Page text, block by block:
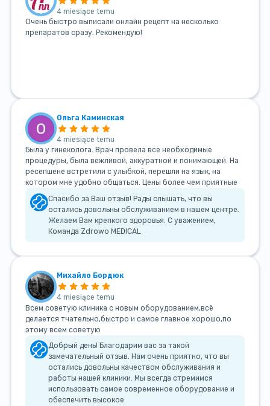
4 miesiące temu
Очень быстро выписали онлайн рецепт на несколько
препаратов сразу. Рекомендую!
Ольга Каминская
4 miesiące temu
Была у гинеколога. Врач провела все необходимые
процедуры, была вежливой, аккуратной и понимающей. На
ресепшене встретили с улыбкой, перешли на язык, на
котором мне удобно общаться. Цены более чем приятные
Спасибо за Ваш отзыв! Рады слышать, что вы
остались довольны обслуживанием в нашем центре.
Желаем Вам крепкого здоровья. С уважением,
Команда Zdrowo MEDICAL
Михайло Бордюк
4 miesiące temu
Всем советую клиника с новым оборудованием,всё
делается тчательно,быстро и самое главное хорошо,по
этому всем советую
Добрый день! Благодарим вас за такой
замечательный отзыв. Нам очень приятно, что вы
остались довольны качеством обслуживания и
работы нашей клиники. Мы всегда стремимся
использовать самое современное оборудование и
обеспечить высокое